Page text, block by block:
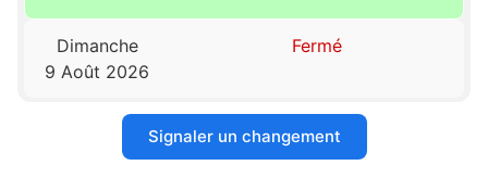
Dimanche
9 Août 2026
Fermé
Signaler un changement